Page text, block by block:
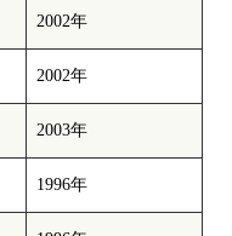
2002年
2002年
2003年
1996年